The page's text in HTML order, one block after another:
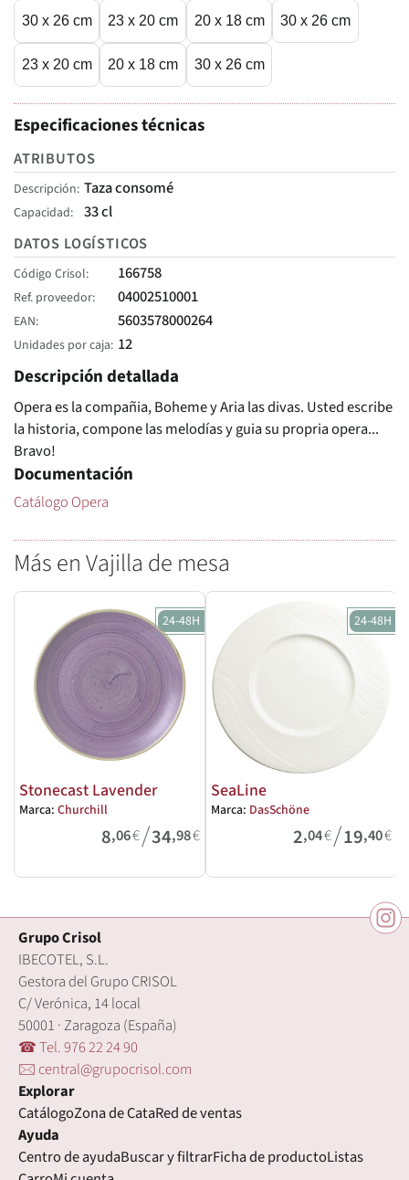
30 x 26 cm 23 x 20 cm 20 x 18 cm 30 x 26 cm
23 x 20 cm 20 x 18 cm 30 x 26 cm
Especificaciones técnicas
ATRIBUTOS
Descripción Taza consomé
Capacidad
33 cl
DATOS LOGÍSTICOS
Código Crisol 166758
Ref. proveedor 04002510001
EAN 5603578000264
Unidades por caja 12
Descripción detallada
Opera es la compañia, Boheme y Aria las divas. Usted escribe
la historia, compone las melodías y guia su propria opera...
Bravo!
Documentación
Catálogo Opera
Más en Vajilla de mesa
24-48H
Stonecast Lavender
Marca: Churchill
8,06€/34,98€
24-48H
SeaLine
Marca: DasSchöne
2,04€/19,40€
Grupo Crisol
IBECOTEL, S.L.
Gestora del Grupo CRISOL
C/ Verónica, 14 local
50001 · Zaragoza (España)
☎ Tel. 976 22 24 90
🖂 central@grupocrisol.com
Explorar
CatálogoZona de CataRed de ventas
Ayuda
Centro de ayudaBuscar y filtrarFicha de productoListas